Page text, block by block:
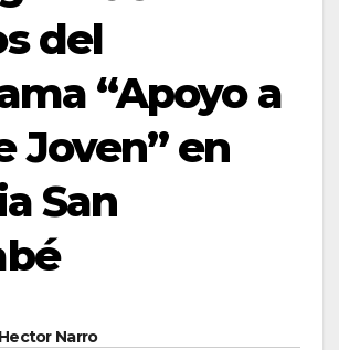
del
“Apoyo a
Joven” en
San
Hector Narro